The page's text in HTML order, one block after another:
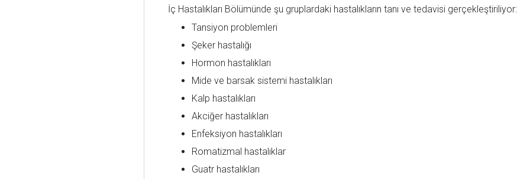
İç Hastalıkları Bölümünde şu gruplardaki hastalıkların tanı ve tedavisi gerçekleştiriliyor:
Tansiyon problemleri
Şeker hastalığı
Hormon hastalıkları
Mide ve barsak sistemi hastalıkları
Kalp hastalıkları
Akciğer hastalıkları
Enfeksiyon hastalıkları
Romatizmal hastalıklar
Guatr hastalıkları